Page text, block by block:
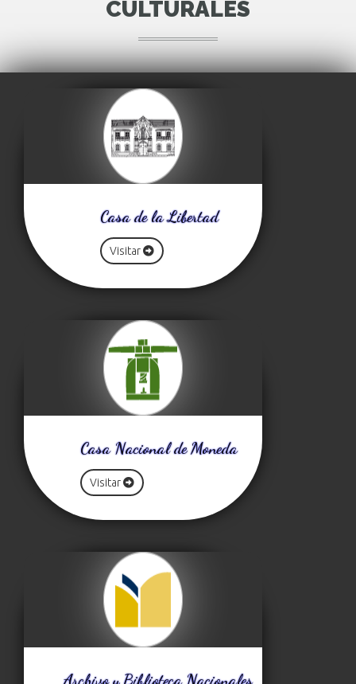
CULTURALES
Casa de la Libertad
Visitar
Casa Nacional de Moneda
Visitar
Archivo y Biblioteca Nacionales